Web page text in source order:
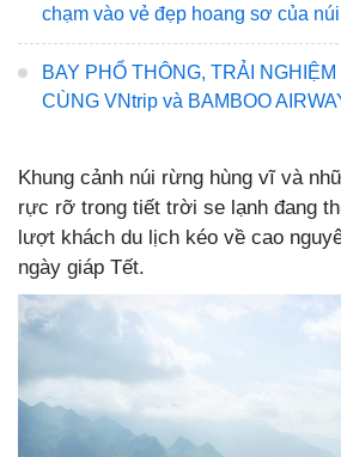
chạm vào vẻ đẹp hoang sơ của
BAY PHỔ THÔNG, TRẢI
CÙNG VNtrip và BAMBOO
Khung cảnh núi rừng hùng vĩ và
rực rỡ trong tiết trời se lạnh đang
lượt khách du lịch kéo về cao
ngày giáp Tết.